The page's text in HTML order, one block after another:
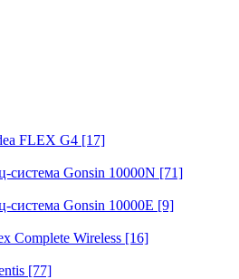
FLEX G4 [17]
система Gonsin 10000N [71]
система Gonsin 10000E [9]
Complete Wireless [16]
[77]